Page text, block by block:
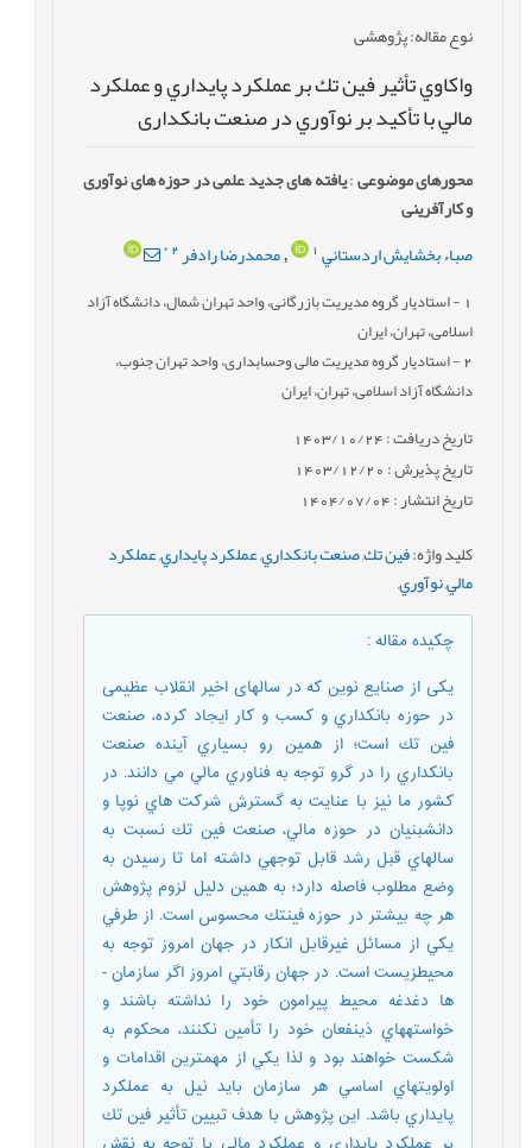
نوع مقاله: پژوهشی
واكاوي تأثير فين تك بر عملكرد پايداري و عملكرد
مالي با تأكيد بر نوآوري در صنعت بانکداری
محورهای موضوعی:یافته های جدید علمی در حوزه های نوآوری
و کارآفرینی
صباء بخشايش اردستاني
,محمدرضا رادفر 2
*
- استاديار گروه مدیریت بازرگانی، واحد تهران شمال، دانشگاه آزاد
اسلامی، تهران، ایران
2- استاديار گروه مدیریت مالی وحسابداری، واحد تهران جنوب،
دانشگاه آزاد اسلامی، تهران، ایران
تاریخ دریافت : 1403/10/24
تاریخ پذیرش : 1403/12/20
تاریخ انتشار : 1404/07/04
کلید واژه:فين تك,صنعت بانكداري,عملكرد پايداري,عملكرد
مالي,نوآوري,
چکیده مقاله:
یکی از صنایع نوین که در سال­های اخیر انقلاب عظیمی
در حوزه بانكداري و كسب و كار ايجاد كرده، صنعت
فين ­تك است؛ از همين رو بسياري آينده صنعت
بانكداري را در گرو توجه به فناوري مالي مي ­دانند. در
کشور ما نیز با عنایت به گسترش شركت ­هاي نوپا و
دانش­بنيان در حوزه مالي، صنعت فين ­تك نسبت به
سال­هاي قبل رشد قابل توجهي داشته اما تا رسيدن به
وضع مطلوب فاصله دارد؛ به همين دليل لزوم پژوهش
هر چه بيشتر در حوزه فين­تك محسوس است. از طرفي
يكي از مسائل غيرقابل انكار در جهان امروز توجه به
محيط­زيست است. در جهان رقابتي امروز اگر سازمان ­
ها دغدغه محيط پيرامون خود را نداشته باشند و
خواسته­هاي ذي­نفعان خود را تأمين نكنند، محكوم به
شكست خواهند بود و لذا يكي از مهمترين اقدامات و
اولويت­هاي اساسي هر سازمان بايد نيل به عملكرد
پايداري باشد. اين پژوهش با هدف تبيين تأثير فين­ تك